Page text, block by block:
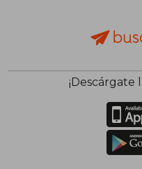
¡Descárgate